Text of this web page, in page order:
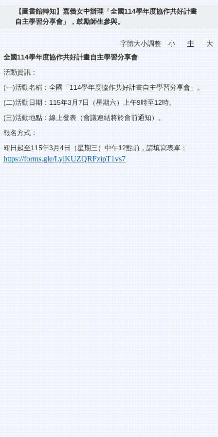
【圖書館轉知】嘉義女中辦理「全國114學年度協作共好計畫
自主學習分享會」，鼓勵師生參與。
字體大小調整 小 中
大
全國114學年度協作共好計畫自主學習分享會
活動資訊：
(一)活動名稱：全國「114學年度協作共好計畫自主學習分享會」。
(二)活動日期：115年3月7日（星期六）上午9時至12時。
(三)活動地點：線上發表（會議連結將於會前通知）。
報名方式：
即日起至115年3月4日（星期三）中午12點前，請填寫表單：
https://forms.gle/LyiKUZQRFzipT1vs7